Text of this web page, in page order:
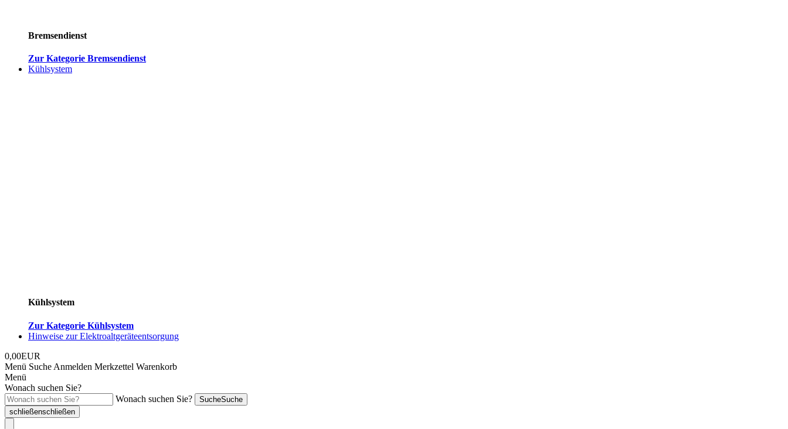
Bremsendienst
Zur Kategorie Bremsendienst
Kühlsystem
Kühlsystem
Zur Kategorie Kühlsystem
Hinweise zur Elektroaltgeräteentsorgung
0,00EUR
Menü Suche Anmelden Merkzettel Warenkorb
Menü
Wonach suchen Sie?
Wonach suchen Sie?
SucheSuche
schließenschließen